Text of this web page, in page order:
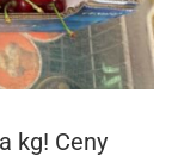
kg! Ceny